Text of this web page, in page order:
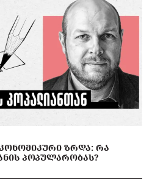
ᲖᲠᲓᲐ: ᲠᲐ
ᲞᲝᲞᲣᲚᲐᲠᲝᲑᲐᲡ?